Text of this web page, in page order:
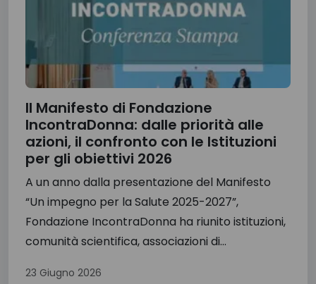
Il Manifesto di Fondazione
IncontraDonna: dalle priorità alle
azioni, il confronto con le Istituzioni
per gli obiettivi 2026
A un anno dalla presentazione del Manifesto
“Un impegno per la Salute 2025-2027”,
Fondazione IncontraDonna ha riunito istituzioni,
comunità scientifica, associazioni di...
23 Giugno 2026